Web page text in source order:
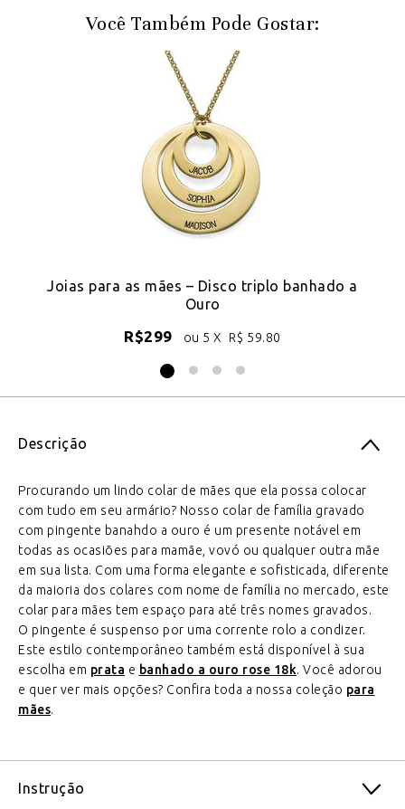
Você Também Pode Gostar:
Joias para as mães – Disco triplo banhado a
Ouro
R$299 ou 5 X R$ 59.80
Descrição
Procurando um lindo colar de mães que ela possa colocar
com tudo em seu armário? Nosso colar de família gravado
com pingente banahdo a ouro é um presente notável em
todas as ocasiões para mamãe, vovó ou qualquer outra mãe
em sua lista. Com uma forma elegante e sofisticada, diferente
da maioria dos colares com nome de família no mercado, este
colar para mães tem espaço para até três nomes gravados.
O pingente é suspenso por uma corrente rolo a condizer.
Este estilo contemporâneo também está disponível à sua
escolha em prata e banhado a ouro rose 18k. Você adorou
e quer ver mais opções? Confira toda a nossa coleção para
mães.
Instrução